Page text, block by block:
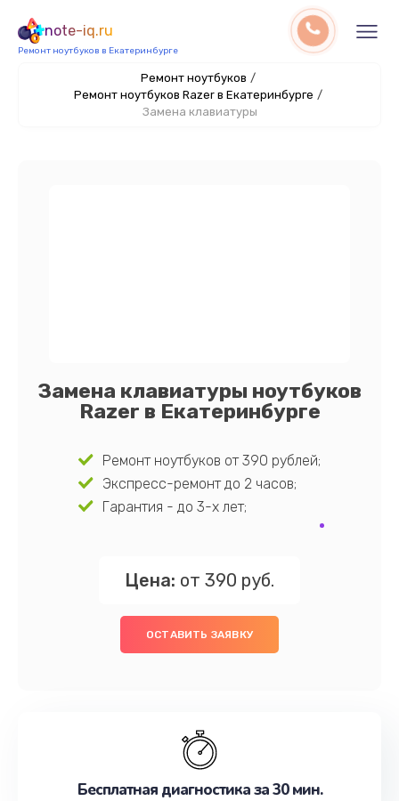
note-iq.ru
Ремонт ноутбуков в Екатеринбурге
Ремонт ноутбуков /
Ремонт ноутбуков Razer в Екатеринбурге /
Замена клавиатуры
Замена клавиатуры ноутбуков
Razer в Екатеринбурге
Ремонт ноутбуков от 390 рублей;
Экспресс-ремонт до 2 часов;
Гарантия - до 3-х лет;
Цена: от 390 руб.
ОСТАВИТЬ ЗАЯВКУ
Бесплатная диагностика за 30 мин.